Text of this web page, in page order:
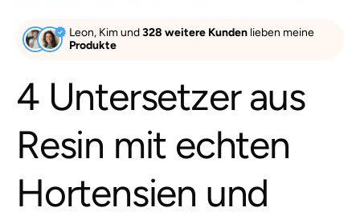
Leon, Kim und328 weitere Kunden lieben meine
Produkte
4 Untersetzer aus
Resin mit echten
Hortensien und